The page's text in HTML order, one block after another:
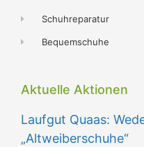
Schuhreparatur
Bequemschuhe
Aktuelle Aktionen
Laufgut Quaas:
„Altweiberschuhe“